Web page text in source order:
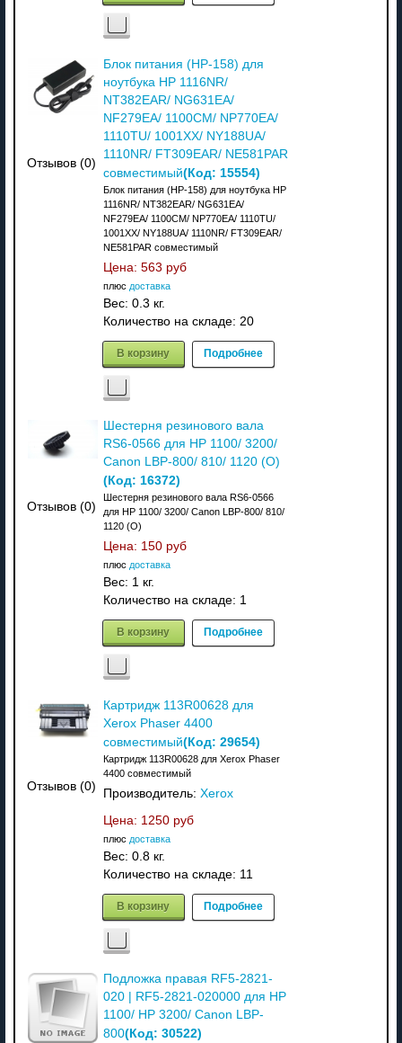
Отзывов (0)
Блок питания (HP-158) для
ноутбука HP 1116NR/
NT382EAR/ NG631EA/
NF279EA/ 1100CM/ NP770EA/
1110TU/ 1001XX/ NY188UA/
1110NR/ FT309EAR/ NE581PAR
совместимый(Код: 15554)
Блок питания (HP-158) для ноутбука HP
1116NR/ NT382EAR/ NG631EA/
NF279EA/ 1100CM/ NP770EA/ 1110TU/
1001XX/ NY188UA/ 1110NR/ FT309EAR/
NE581PAR совместимый
Цена: 563 руб
плюс доставка
Вес: 0.3 кг.
Количество на складе: 20
В корзину Подробнее
Отзывов (0)
Шестерня резинового вала
RS6-0566 для HP 1100/ 3200/
Canon LBP-800/ 810/ 1120 (O)
(Код: 16372)
Шестерня резинового вала RS6-0566
для HP 1100/ 3200/ Canon LBP-800/ 810/
1120 (O)
Цена: 150 руб
плюс доставка
Вес: 1 кг.
Количество на складе: 1
В корзину Подробнее
Отзывов (0)
Картридж 113R00628 для
Xerox Phaser 4400
совместимый(Код: 29654)
Картридж 113R00628 для Xerox Phaser
4400 совместимый
Производитель: Xerox
Цена: 1250 руб
плюс доставка
Вес: 0.8 кг.
Количество на складе: 11
В корзину Подробнее
Подложка правая RF5-2821-
020 | RF5-2821-020000 для HP
1100/ HP 3200/ Canon LBP-
800(Код: 30522)